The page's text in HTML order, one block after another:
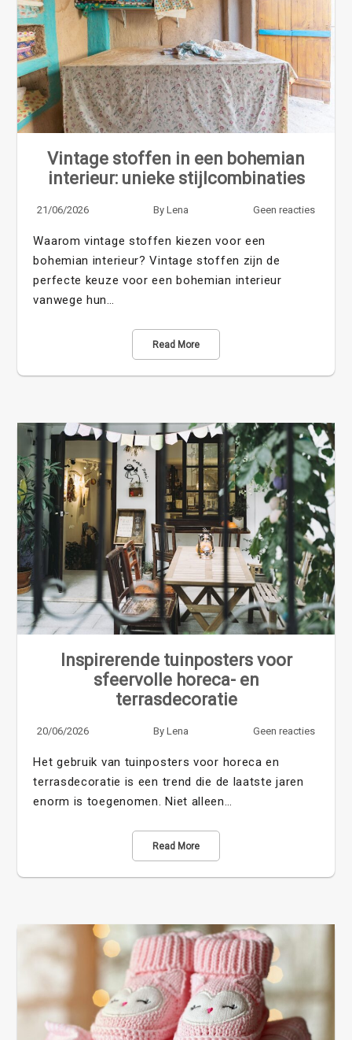
Vintage stoffen in een bohemian
interieur: unieke stijlcombinaties
21/06/2026 By Lena Geen reacties
Waarom vintage stoffen kiezen voor een
bohemian interieur? Vintage stoffen zijn de
perfecte keuze voor een bohemian interieur
vanwege hun…
Read More
Inspirerende tuinposters voor
sfeervolle horeca- en
terrasdecoratie
20/06/2026 By Lena Geen reacties
Het gebruik van tuinposters voor horeca en
terrasdecoratie is een trend die de laatste jaren
enorm is toegenomen. Niet alleen…
Read More